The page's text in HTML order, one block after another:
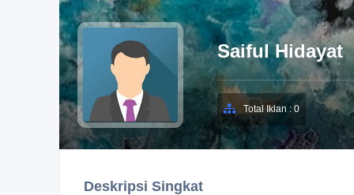
Saiful Hidayat
Total Iklan : 0
Deskripsi Singkat